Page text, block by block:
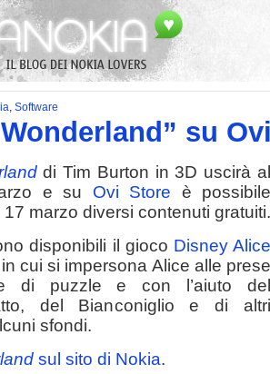
, Software
su
di Tim Burton in 3D uscirà
e su Ovi Store è
marzo diversi contenuti gratuiti.
disponibili il gioco Disney
cui si impersona Alice alle prese
di puzzle e con l’aiuto del
del Bianconiglio e di altri
sfondi.
sul sito di Nokia.